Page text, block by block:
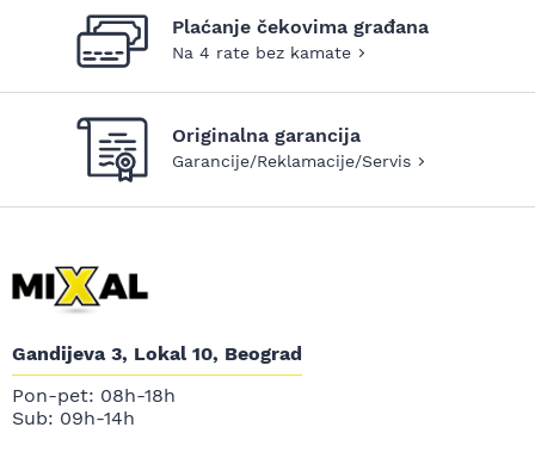
Plaćanje čekovima građana
Na 4 rate bez kamate
Originalna garancija
Garancije/Reklamacije/Servis
Gandijeva 3, Lokal 10, Beograd
Pon-pet: 08h-18h
Sub: 09h-14h